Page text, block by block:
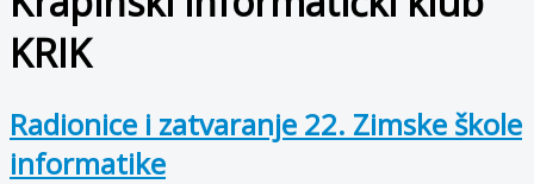
KRIK
Radionice i zatvaranje 22. Zimske škole
informatike